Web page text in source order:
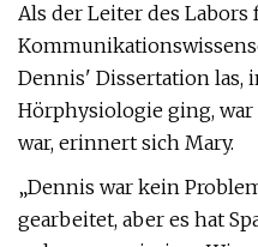
Als der Leiter des Labors
Dennis' Dissertation las,
Hörphysiologie ging,
war, erinnert sich Mary.
„Dennis war kein
gearbeitet, aber es hat